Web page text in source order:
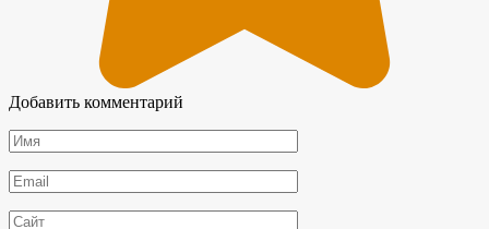
Добавить комментарий
Имя
*
Email
*
Сайт